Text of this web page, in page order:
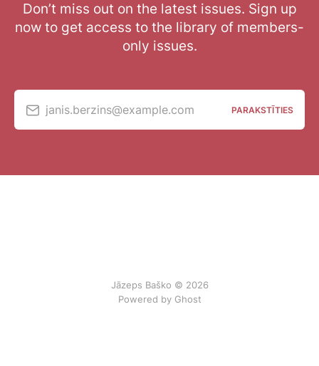
Don’t miss out on the latest issues. Sign up
now to get access to the library of members-
only issues.
janis.berzins@example.com PARAKSTĪTIES
Jāzeps Baško © 2026
Powered by Ghost